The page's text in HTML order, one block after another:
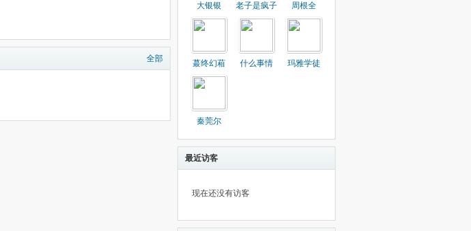
全部
大银银 老子是疯子 周根全
蕞终幻葙 什么事情 玛雅学徒
秦莞尔
最近访客
现在还没有访客